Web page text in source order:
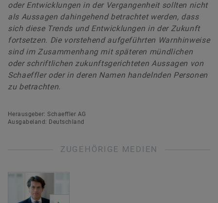
oder Entwicklungen in der Vergangenheit sollten nicht
als Aussagen dahingehend betrachtet werden, dass
sich diese Trends und Entwicklungen in der Zukunft
fortsetzen. Die vorstehend aufgeführten Warnhinweise
sind im Zusammenhang mit späteren mündlichen
oder schriftlichen zukunftsgerichteten Aussagen von
Schaeffler oder in deren Namen handelnden Personen
zu betrachten.
Herausgeber: Schaeffler AG
Ausgabeland: Deutschland
ZUGEHÖRIGE MEDIEN